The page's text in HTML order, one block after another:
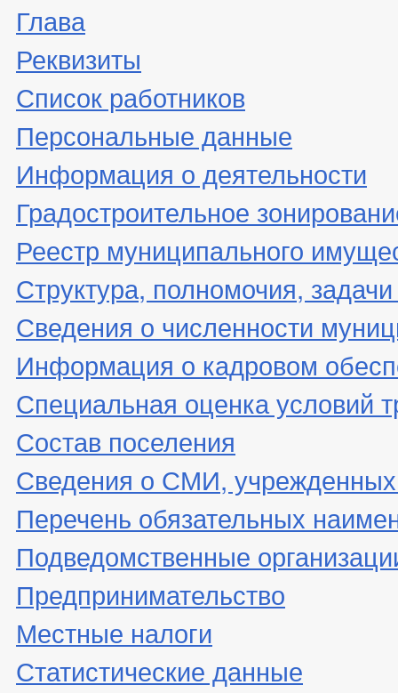
Глава
Реквизиты
Список работников
Персональные данные
Информация о деятельности
Градостроительное
Реестр муниципального
Структура, полномочия,
Сведения о численности
Информация о кадровом
Специальная оценка условий
Состав поселения
Сведения о СМИ,
Перечень обязательных
Подведомственные
Предпринимательство
Местные налоги
Статистические данные